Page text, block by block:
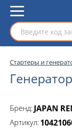
Стартеры и
Бренд:JAPAN
Артикул: